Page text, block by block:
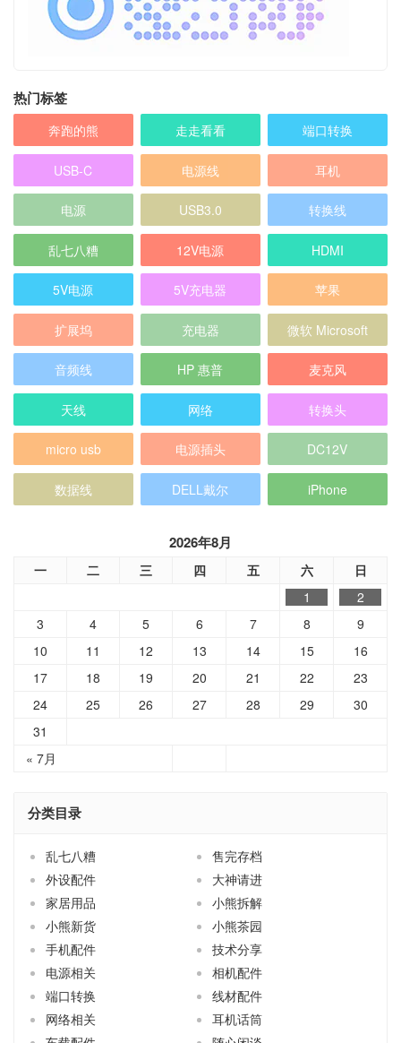
热门标签
奔跑的熊 走走看看 端口转换
USB-C 电源线 耳机
电源 USB3.0 转换线
乱七八糟 12V电源 HDMI
5V电源 5V充电器 苹果
扩展坞 充电器 微软 Microsoft
音频线 HP 惠普 麦克风
天线 网络 转换头
micro usb 电源插头 DC12V
数据线 DELL戴尔 iPhone
2026年8月
一 二 三 四 五 六 日
« 7月
1
2
3
4 5 6 7 8
9
10
11 12 13 14 15
16
17
18 19 20 21 22
23
24
25 26 27 28 29
30
31
分类目录
乱七八糟
售完存档
外设配件
大神请进
家居用品
小熊拆解
小熊新货
小熊茶园
手机配件
技术分享
电源相关
相机配件
端口转换
线材配件
网络相关
耳机话筒